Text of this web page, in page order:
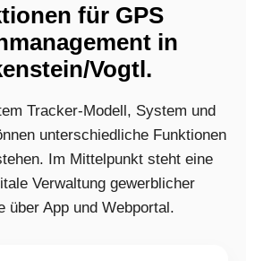
für GPS
in
Vogtl.
Tracker-Modell, System und
unterschiedliche Funktionen
Im Mittelpunkt steht eine
Verwaltung gewerblicher
über App und Webportal.